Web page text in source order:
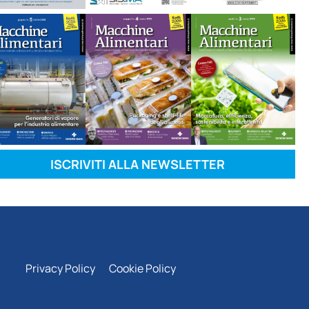
ISCRIVITI ALLA NEWSLETTER
Privacy Policy Cookie Policy